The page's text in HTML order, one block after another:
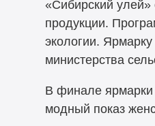
«Сибирский улей»
продукции.
экологии.
министерства
В финале ярмарки
модный показ